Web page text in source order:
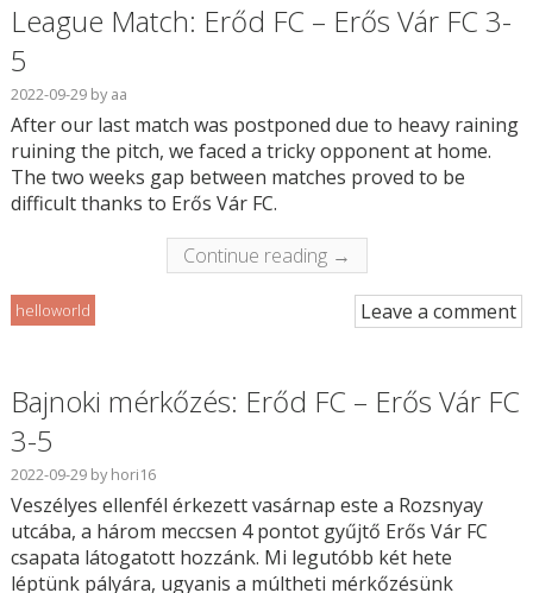
League Match: Erőd FC – Erős Vár FC 3-
5
2022-09-29byaa
After our last match was postponed due to heavy raining
ruining the pitch, we faced a tricky opponent at home.
The two weeks gap between matches proved to be
difficult thanks to Erős Vár FC.
Continue reading →
helloworld Leave a comment
Bajnoki mérkőzés: Erőd FC – Erős Vár FC
3-5
2022-09-29byhori16
Veszélyes ellenfél érkezett vasárnap este a Rozsnyay
utcába, a három meccsen 4 pontot gyűjtő Erős Vár FC
csapata látogatott hozzánk. Mi legutóbb két hete
léptünk pályára, ugyanis a múltheti mérkőzésünk